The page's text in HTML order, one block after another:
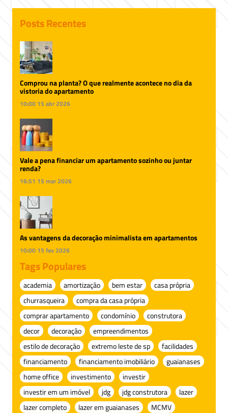
Posts Recentes
Comprou na planta? O que realmente acontece no dia da
vistoria do apartamento
10:00 15 abr 2026
Vale a pena financiar um apartamento sozinho ou juntar
renda?
16:51 15 mar 2026
As vantagens da decoração minimalista em apartamentos
10:00 15 fev 2026
Tags Populares
academia amortização bem estar
casa própria
churrasqueira
compra da casa própria
comprar apartamento
condomínio
construtora
decor
decoração
empreendimentos
estilo de decoração
extremo leste de sp
facilidades
financiamento
financiamento imobiliário
guaianases
home office
investimento
investir
investir em um imóvel
jdg jdg construtora
lazer
lazer completo
lazer em guaianases
MCMV